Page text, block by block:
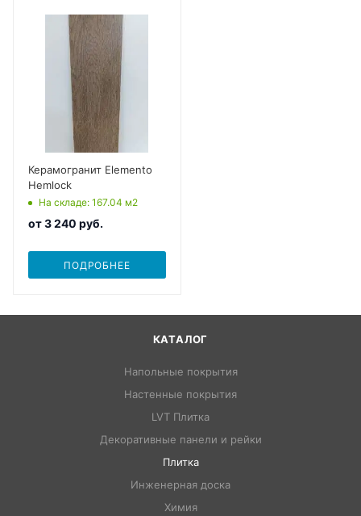
Керамогранит Elemento
Hemlock
На складе: 167.04 м2
от3 240 руб.
ПОДРОБНЕЕ
КАТАЛОГ
Напольные покрытия
Настенные покрытия
LVT Плитка
Декоративные панели и рейки
Плитка
Инженерная доска
Химия